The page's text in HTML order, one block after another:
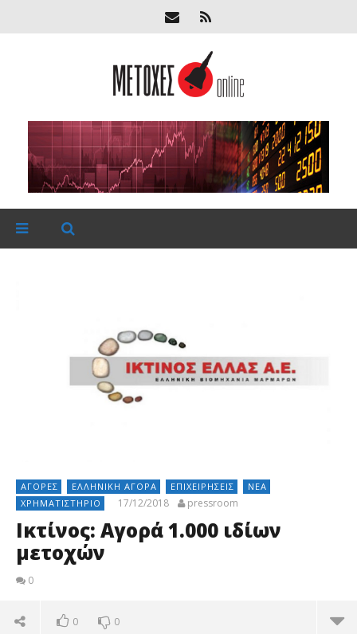
ΑΓΟΡΈΣ ΕΛΛΗΝΙΚΉ ΑΓΟΡΆ ΕΠΙΧΕΙΡΉΣΕΙΣ
ΝΈΑ
ΧΡΗΜΑΤΙΣΤΉΡΙΟ
17/12/2018 pressroom
Ικτίνος: Αγορά 1.000 ιδίων
μετοχών
0
0 0